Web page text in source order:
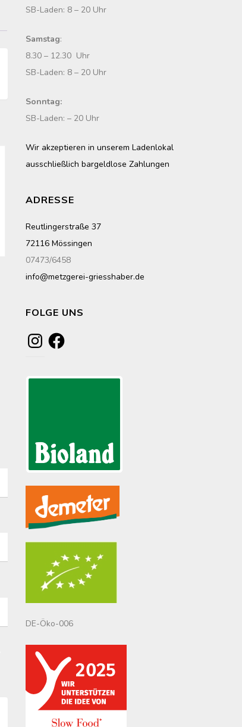
SB-Laden: 8 – 20 Uhr
Samstag:
8.30 – 12.30 Uhr
SB-Laden: 8 – 20 Uhr
Sonntag:
SB-Laden: – 20 Uhr
Wir akzeptieren in unserem Ladenlokal
ausschließlich bargeldlose Zahlungen
ADRESSE
Reutlingerstraße 37
72116 Mössingen
07473/6458
info@metzgerei-griesshaber.de
FOLGE UNS
InstagramFacebook
DE-Öko-006